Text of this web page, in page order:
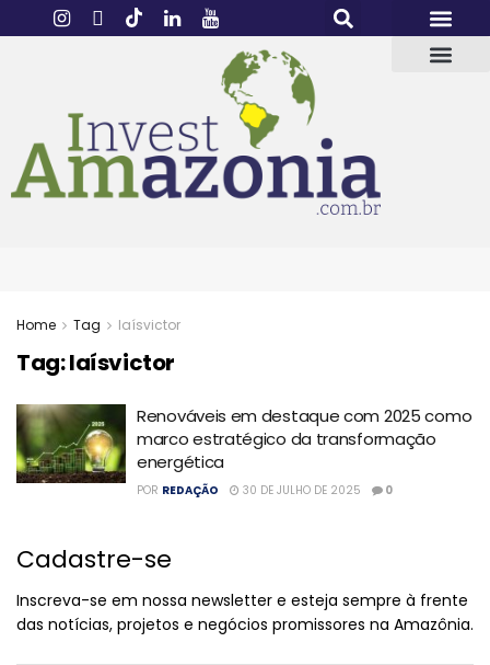
Home Tag laísvictor
Tag:laísvictor
Renováveis em destaque com 2025 como
marco estratégico da transformação
energética
POR REDAÇÃO 30 DE JULHO DE 2025 0
Cadastre-se
Inscreva-se em nossa newsletter e esteja sempre à frente
das notícias, projetos e negócios promissores na Amazônia.